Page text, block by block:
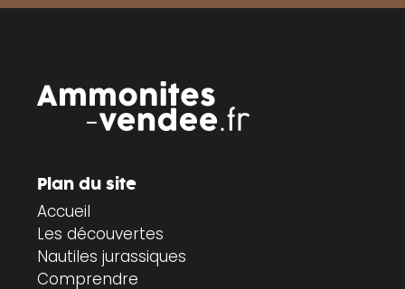
Plan du site
Accueil
Les découvertes
Nautiles jurassiques
Comprendre